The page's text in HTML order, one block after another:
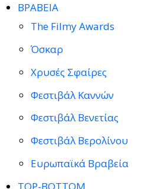
ΒΡΑΒΕΙΑ
The Filmy Awards
Όσκαρ
Χρυσές Σφαίρες
Φεστιβάλ Καννών
Φεστιβάλ Βενετίας
Φεστιβάλ Βερολίνου
Ευρωπαϊκά Βραβεία
TOP-BOTTOM